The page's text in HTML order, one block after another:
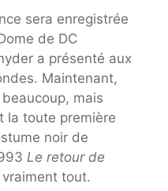
sera enregistrée
de DC
a présenté aux
Maintenant,
mais
la toute première
noir de
Le retour de
tout.